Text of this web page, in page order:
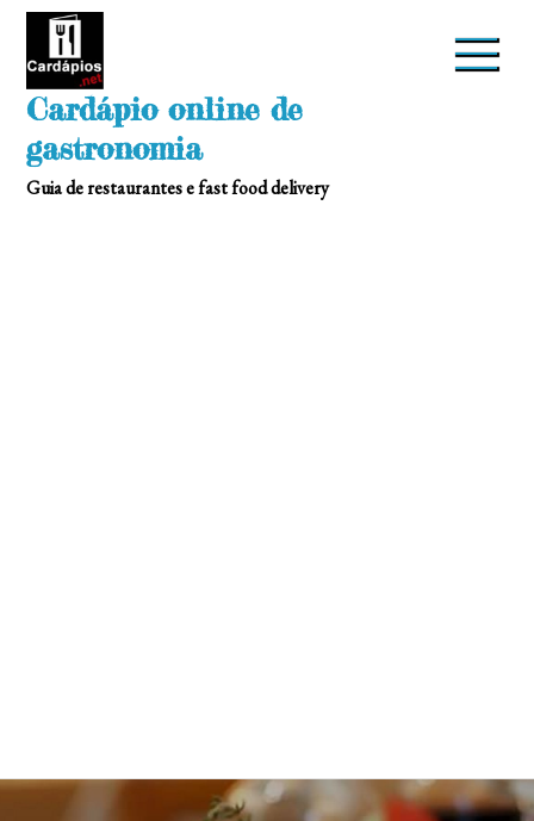
Skip
Cardápio online de
gastronomia
Guia de restaurantes e fast food delivery